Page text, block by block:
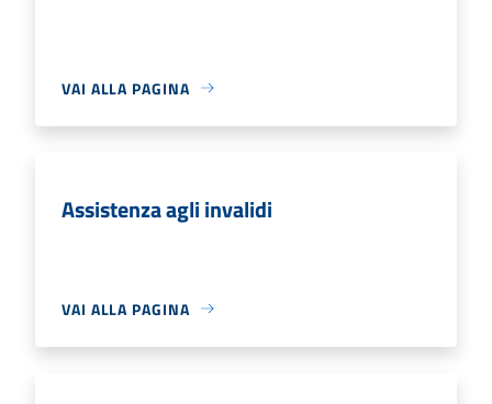
VAI ALLA PAGINA
Assistenza agli invalidi
VAI ALLA PAGINA